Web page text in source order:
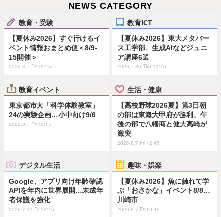
NEWS CATEGORY
教育・受験
【夏休み2026】すぐ行けるイ
ベント情報おまとめ便＜8/9-
15開催＞
2026.8.7 Fri 19:45
教育ICT
【夏休み2026】東大メタバー
ス工学部、生成AIなどジュニ
ア講座6選
2026.7.30 Thu 11:15
教育イベント
東京都市大「科学体験教室」
24の実験企画…小中向け9/6
2026.8.7 Fri 18:15
生活・健康
【高校野球2026夏】第3日朝
の部は東海大甲府が勝利、午
後の部で八幡商と健大高崎が
激突
2026.8.7 Fri 12:45
デジタル生活
Google、アプリ向け年齢確認
APIを年内に世界展開…未成年
者保護を強化
2026.7.31 Fri 13:45
趣味・娯楽
【夏休み2026】魚に触れて学
ぶ「おさかな」イベント8/8…
川崎市
2026.8.7 Fri 10:45